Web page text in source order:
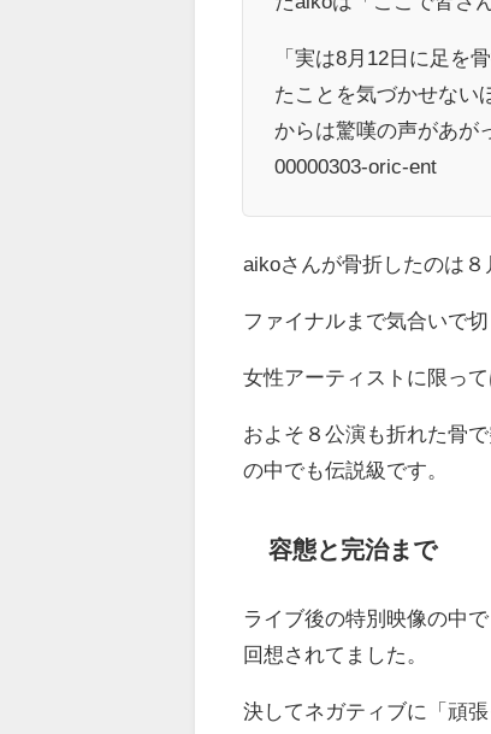
「実は8月12日に足を
たことを気づかせない
からは驚嘆の声があが
00000303-oric-ent
aikoさんが骨折したのは
ファイナルまで気合いで
女性アーティストに限っ
およそ８公演も折れた骨
の中でも伝説級です。
容態と完治まで
ライブ後の特別映像の中
回想されてました。
決してネガティブに「頑